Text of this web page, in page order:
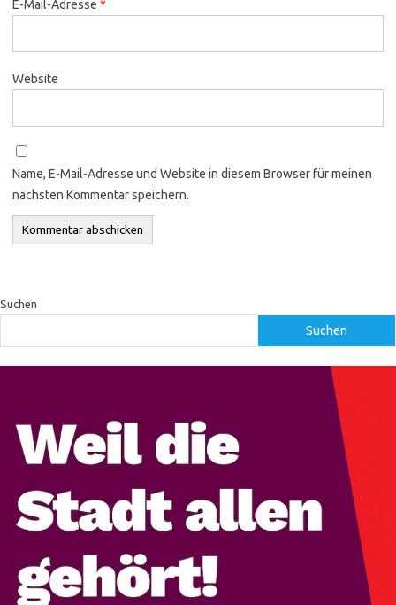
E-Mail-Adresse *
Website
Name, E-Mail-Adresse und Website in diesem Browser für meinen
nächsten Kommentar speichern.
Suchen
Suchen